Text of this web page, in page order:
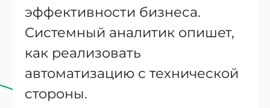
эффективности бизнеса.
Системный аналитик опишет,
как реализовать
автоматизацию с технической
стороны.